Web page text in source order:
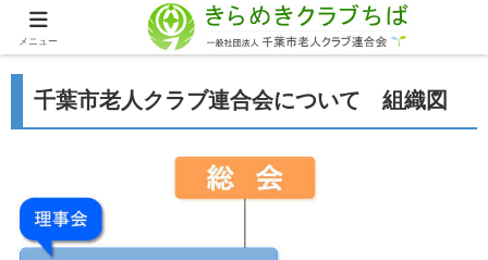
千葉市老人クラブ連合会について 組織図
メニュー